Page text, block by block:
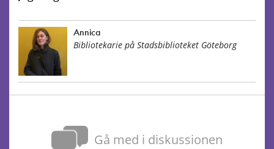
Annica
Bibliotekarie på Stadsbiblioteket Göteborg
Gå med i diskussionen